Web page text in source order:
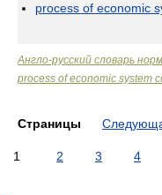
process of economic
Англо-русский словарь
process of economic system
Страницы
1 2 3 4